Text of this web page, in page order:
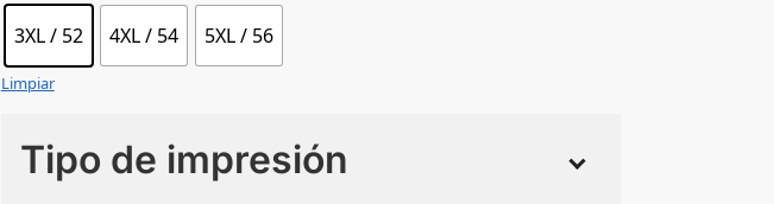
3XL / 52 4XL / 54 5XL / 56
Limpiar
Tipo de impresión